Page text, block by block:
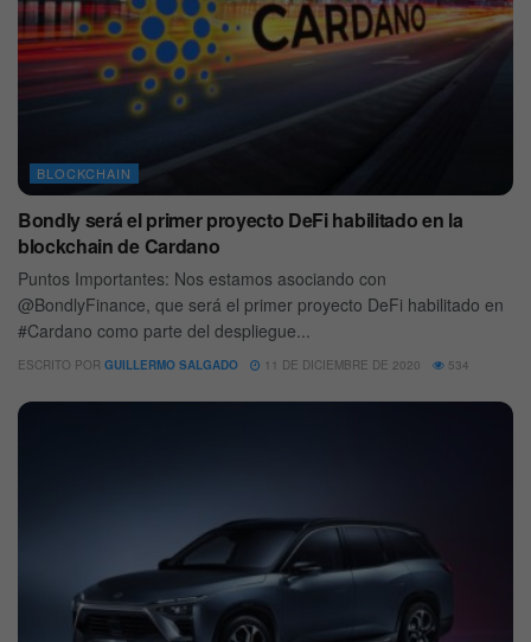
BLOCKCHAIN
Bondly será el primer proyecto DeFi habilitado en la
blockchain de Cardano
Puntos Importantes: Nos estamos asociando con
@BondlyFinance, que será el primer proyecto DeFi habilitado en
#Cardano como parte del despliegue...
ESCRITO POR GUILLERMO SALGADO 11 DE DICIEMBRE DE 2020 534